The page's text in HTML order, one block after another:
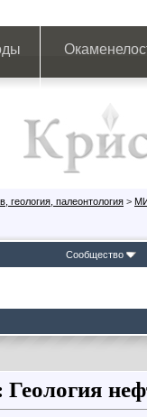
палеонтология >
Сообщество
Геология